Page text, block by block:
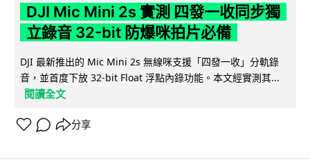
DJI Mic Mini 2s 實測 四發一收同步獨
立錄音 32-bit 防爆咪拍片必備
DJI 最新推出的 Mic Mini 2s 無線咪支援「四發一收」分軌錄
音，並首度下放 32-bit Float 浮點內錄功能。本文經實測其...
閱讀全文
分享